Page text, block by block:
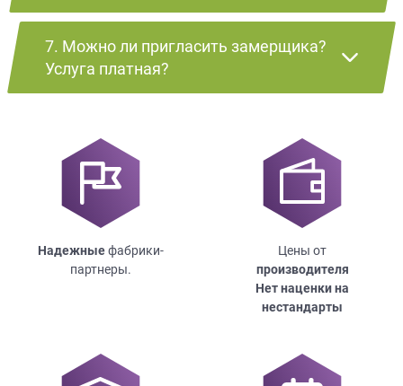
7. Можно ли пригласить замерщика?
Услуга платная?
Надежныефабрики-
партнеры.
Цены от
производителя
Нет наценки на
нестандарты